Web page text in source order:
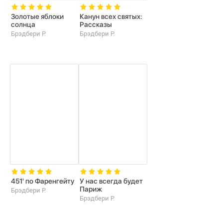
Золотые яблоки
солнца
Брэдбери Р.
Канун всех святых:
Рассказы
Брэдбери Р.
451' по Фаренгейту
Брэдбери Р.
У нас всегда будет
Париж
Брэдбери Р.